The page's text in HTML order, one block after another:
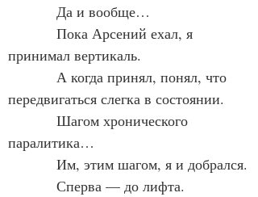
            Да и вообще…
принимал вертикаль.
передвигаться слегка в состоянии.
паралитика…
            Им, этим шагом, я и добрался.
            Сперва — до лифта.